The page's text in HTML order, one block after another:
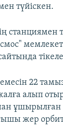
түйіскен.
станциямен
22
алып
ұшырылған
жер